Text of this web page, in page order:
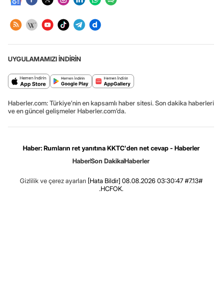
UYGULAMAMIZI İNDİRİN
Haberler.com: Türkiye’nin en kapsamlı haber sitesi. Son dakika haberleri
ve en güncel gelişmeler Haberler.com’da.
Haber: Rumların ret yanıtına KKTC'den net cevap - Haberler
HaberSon DakikaHaberler
Gizlilik ve çerez ayarları [Hata Bildir] 08.08.2026 03:30:47 #7.13#
.HCFOK.